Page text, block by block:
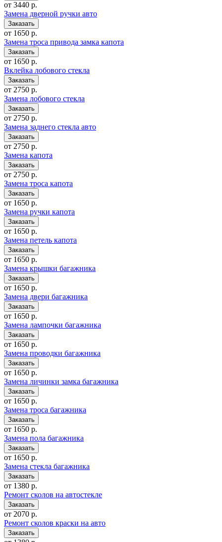
от 3440 р.
Замена дверной ручки авто
от 1650 р.
Замена троса привода замка капота
от 1650 р.
Вклейка лобового стекла
от 2750 р.
Замена лобового стекла
от 2750 р.
Замена заднего стекла авто
от 2750 р.
Замена капота
от 2750 р.
Замена троса капота
от 1650 р.
Замена ручки капота
от 1650 р.
Замена петель капота
от 1650 р.
Замена крышки багажника
от 1650 р.
Замена двери багажника
от 1650 р.
Замена лампочки багажника
от 1650 р.
Замена проводки багажника
от 1650 р.
Замена личинки замка багажника
от 1650 р.
Замена троса багажника
от 1650 р.
Замена пола багажника
от 1650 р.
Замена стекла багажника
от 1380 р.
Ремонт сколов на автостекле
от 2070 р.
Ремонт сколов краски на авто